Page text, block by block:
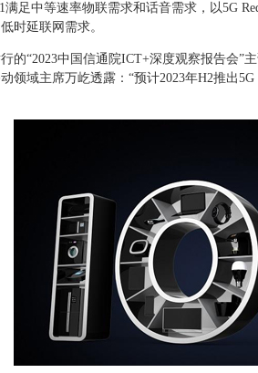
满足中等速率物联需求和话音需求，以5G
时延联网需求。
的“2023中国信通院ICT+深度观察报告会”
领域主席万屹透露：“预计2023年H2推出